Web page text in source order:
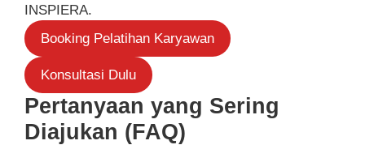
INSPIERA.
Booking Pelatihan Karyawan
Konsultasi Dulu
Pertanyaan yang Sering
Diajukan (FAQ)